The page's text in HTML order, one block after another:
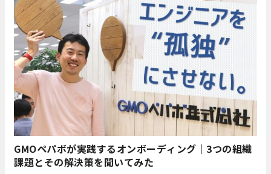
GMOペパボが実践するオンボーディング｜3つの組織
課題とその解決策を聞いてみた